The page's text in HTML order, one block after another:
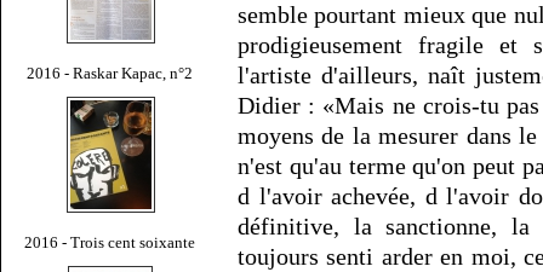
2016 - Raskar Kapac, n°2
2016 - Trois cent soixante
semble pourtant mieux que
prodigieusement fragile et
l'artiste d'ailleurs, naît
Didier : «Mais ne crois-tu
moyens de la mesurer dans
n'est qu'au terme qu'on peut
d l'avoir achevée, d l'avoir
définitive, la sanctionne,
toujours senti arder en moi,